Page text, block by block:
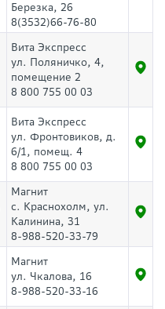
Березка, 26
8(3532)66-76-80
Вита Экспресс
ул. Поляничко, 4,
помещение 2
8 800 755 00 03
Вита Экспресс
ул. Фронтовиков, д.
6/1, помещ. 4
8 800 755 00 03
Магнит
с. Краснохолм, ул.
Калинина, 31
8-988-520-33-79
Магнит
ул. Чкалова, 16
8-988-520-33-16